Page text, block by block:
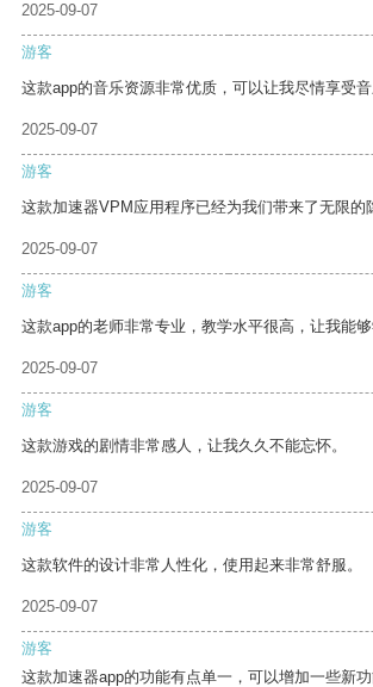
2025-09-07
游客
这款app的音乐资源非常优质，可以让我尽情享受音
2025-09-07
游客
这款加速器VPM应用程序已经为我们带来了无限的
2025-09-07
游客
这款app的老师非常专业，教学水平很高，让我能够
2025-09-07
游客
这款游戏的剧情非常感人，让我久久不能忘怀。
2025-09-07
游客
这款软件的设计非常人性化，使用起来非常舒服。
2025-09-07
游客
这款加速器app的功能有点单一，可以增加一些新